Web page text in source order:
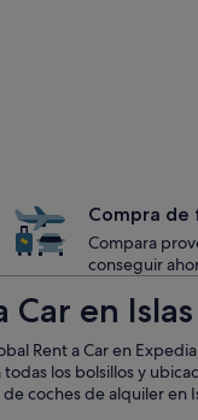
Compra
Compara
conseguir
en
Rent a Car en
los bolsillos y
coches de alquiler en